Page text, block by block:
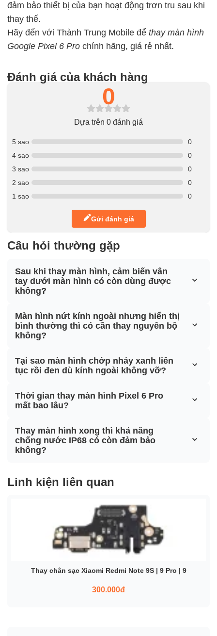
đảm bảo thiết bị của bạn hoạt động trơn tru sau khi
thay thế.
Hãy đến với Thành Trung Mobile để thay màn hình
Google Pixel 6 Pro chính hãng, giá rẻ nhất.
Đánh giá của khách hàng
0
Dựa trên 0 đánh giá
5 sao
0
4 sao
0
3 sao
0
2 sao
0
1 sao
0
Gửi đánh giá
Câu hỏi thường gặp
Sau khi thay màn hình, cảm biến vân
tay dưới màn hình có còn dùng được
không?
Màn hình nứt kính ngoài nhưng hiển thị
bình thường thì có cần thay nguyên bộ
không?
Tại sao màn hình chớp nháy xanh liên
tục rồi đen dù kính ngoài không vỡ?
Thời gian thay màn hình Pixel 6 Pro
mất bao lâu?
Thay màn hình xong thì khả năng
chống nước IP68 có còn đảm bảo
không?
Linh kiện liên quan
Thay chân sạc Xiaomi Redmi Note 9S | 9 Pro | 9
300.000đ